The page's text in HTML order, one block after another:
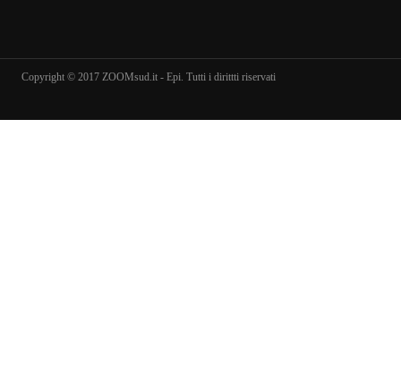
Copyright © 2017 ZOOMsud.it - Epi. Tutti i dirittti riservati